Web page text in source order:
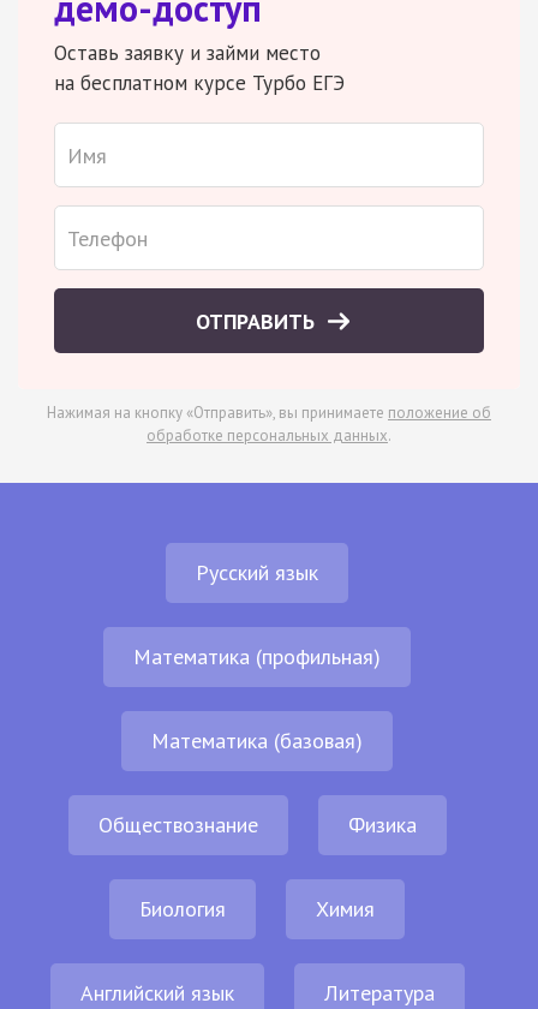
Оставь заявку и займи место
на бесплатном курсе Турбо ЕГЭ
ОТПРАВИТЬ
Нажимая на кнопку «Отправить», вы принимаете положение об
обработке персональных данных.
Русский язык
Математика (профильная)
Математика (базовая)
Обществознание Физика
Биология Химия
Английский язык Литература